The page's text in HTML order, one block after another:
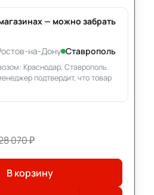
— можно забрать
на-Дону Ставрополь
Краснодар, Ставрополь.
подтвердит, что товар
070 ₽
В корзину